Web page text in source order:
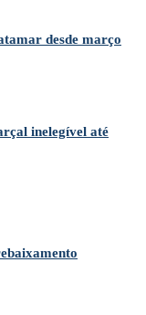
desde março
inelegível até